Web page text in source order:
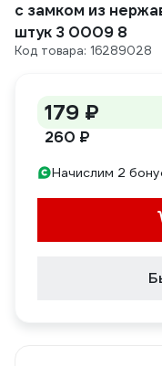
с замком из
штук 3 0009 8
Код товара: 16289028
179 ₽
260 ₽
Начислим 2